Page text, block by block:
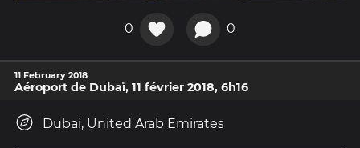
0 0
11 February 2018
Aéroport de Dubaï, 11 février 2018, 6h16
Dubai, United Arab Emirates